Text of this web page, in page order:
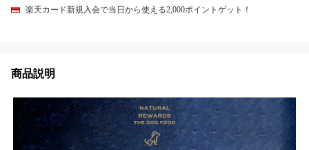
楽天カード新規入会で当日から使える2,000ポイントゲット！
商品説明